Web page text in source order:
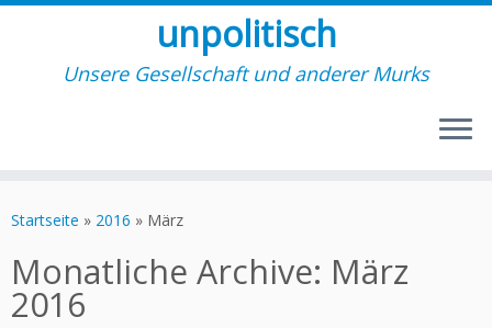
Inhalt
unpolitisch
Unsere Gesellschaft und anderer Murks
Startseite » 2016 » März
Monatliche Archive: März
2016